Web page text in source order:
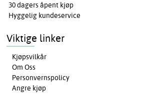
30 dagers åpent kjøp
Hyggelig kundeservice
Viktige linker
Kjøpsvilkår
Om Oss
Personvernspolicy
Angre kjøp